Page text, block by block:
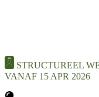
STRUCTUREEL
VANAF 15 APR 2026